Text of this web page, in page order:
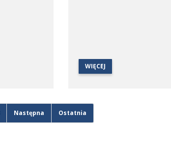
WIĘCEJ
Następna Ostatnia